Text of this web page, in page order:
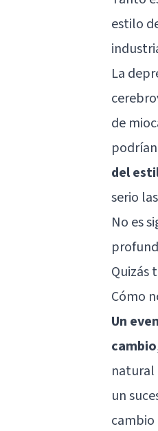
estilo
La
de
del
serio
No es
Quizás
Cómo
Un
cambio
natural
un